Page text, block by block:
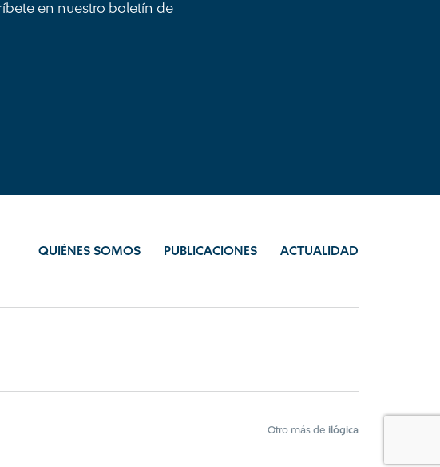
en nuestro boletín de
QUIÉNES SOMOS PUBLICACIONES ACTUALIDAD
Otro más de ilógica